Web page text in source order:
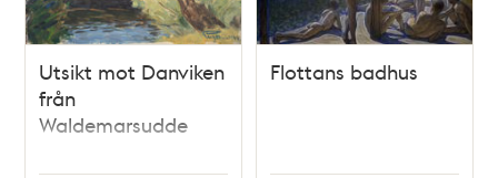
Utsikt mot Danviken
från
Waldemarsudde
Flottans badhus